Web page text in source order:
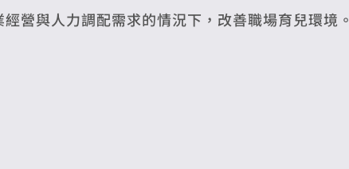
經營與人力調配需求的情況下，改善職場育兒環境。